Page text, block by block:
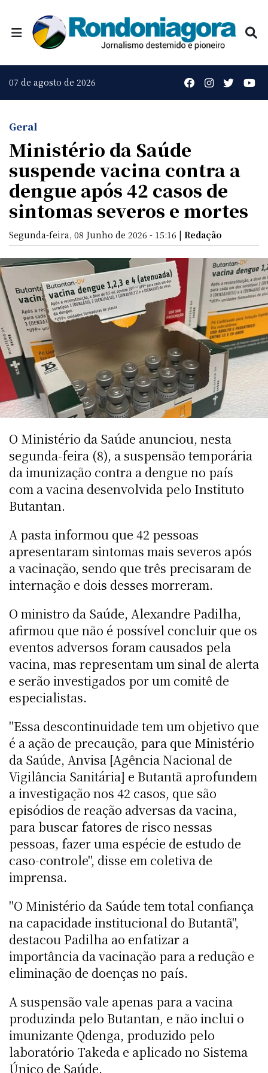
07 de agosto de 2026
Geral
Ministério da Saúde
suspende vacina contra a
dengue após 42 casos de
sintomas severos e mortes
Segunda-feira, 08 Junho de 2026 - 15:16 | Redação
O Ministério da Saúde anunciou, nesta
segunda-feira (8), a suspensão temporária
da imunização contra a dengue no país
com a vacina desenvolvida pelo Instituto
Butantan.
A pasta informou que 42 pessoas
apresentaram sintomas mais severos após
a vacinação, sendo que três precisaram de
internação e dois desses morreram.
O ministro da Saúde, Alexandre Padilha,
afirmou que não é possível concluir que os
eventos adversos foram causados pela
vacina, mas representam um sinal de alerta
e serão investigados por um comitê de
especialistas.
"Essa descontinuidade tem um objetivo que
é a ação de precaução, para que Ministério
da Saúde, Anvisa [Agência Nacional de
Vigilância Sanitária] e Butantã aprofundem
a investigação nos 42 casos, que são
episódios de reação adversas da vacina,
para buscar fatores de risco nessas
pessoas, fazer uma espécie de estudo de
caso-controle", disse em coletiva de
imprensa.
"O Ministério da Saúde tem total confiança
na capacidade institucional do Butantã",
destacou Padilha ao enfatizar a
importância da vacinação para a redução e
eliminação de doenças no país.
A suspensão vale apenas para a vacina
produzinda pelo Butantan, e não inclui o
imunizante Qdenga, produzido pelo
laboratório Takeda e aplicado no Sistema
Único de Saúde.